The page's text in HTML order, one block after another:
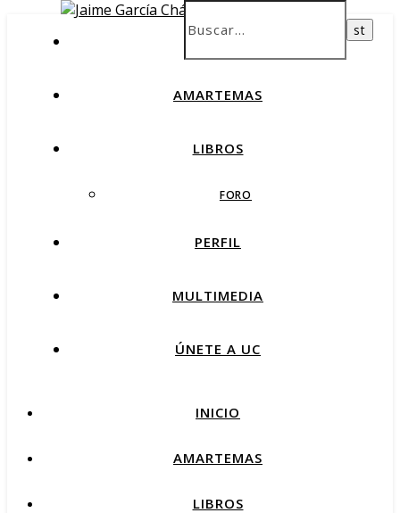
AMARTEMAS
LIBROS
FORO
PERFIL
MULTIMEDIA
ÚNETE A UC
INICIO
AMARTEMAS
LIBROS